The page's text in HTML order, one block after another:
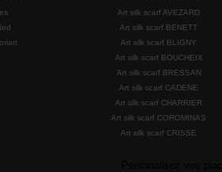
Art silk scarf AVEZARD
Art silk scarf BENETT
Art silk scarf BLIGNY
Art silk scarf BOUCHEIX
Art silk scarf BRESSAN
Art silk scarf CADENE
Art silk scarf CHARRIER
Art silk scarf COROMINAS
Art silk scarf CRISSE